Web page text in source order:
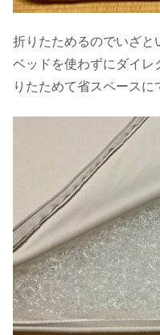
折りたためるのでいざと
ベッドを使わずにダイレ
りたためて省スペースに